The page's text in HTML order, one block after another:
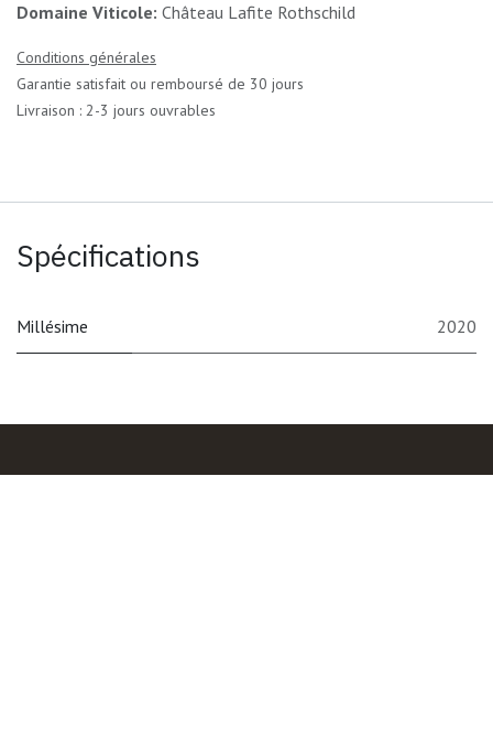
Domaine Viticole: Château Lafite Rothschild
Conditions générales
Garantie satisfait ou remboursé de 30 jours
Livraison : 2-3 jours ouvrables
Spécifications
Millésime 2020